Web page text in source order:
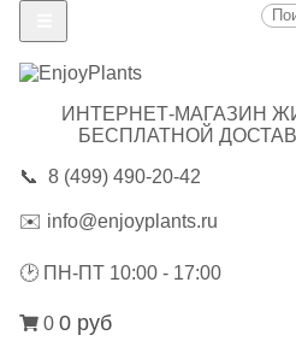
ИНТЕРНЕТ-МАГАЗИН
БЕСПЛАТНОЙ
📞 8 (499) 490-20-42
✉️ info@enjoyplants.ru
🕑 ПН-ПТ 10:00 - 17:00
0 0 руб